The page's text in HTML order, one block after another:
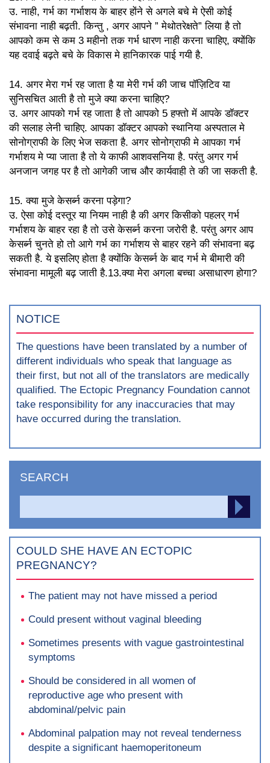
उ. नाही, गर्भ का गर्भाशय के बाहर होंने से अगले बचे मे ऐसी कोई
संभावना नाही बढ़ती. किन्तु , अगर आपने ” मेथोतरेक्षते” लिया है तो
आपको कम से कम 3 महीनो तक गर्भ धारण नाही करना चाहिए, क्योंकि
यह दवाई बढ़ते बचे के विकास मे हानिकारक पाई गयी है.
14. अगर मेरा गर्भ रह जाता है या मेरी गर्भ की जाच पॉज़िटिव या
सुनिसचित आती है तो मुजे क्या करना चाहिए?
उ. अगर आपको गर्भ रह जाता है तो आपको 5 हफ्तो में आपके डॉक्टर
की सलाह लेनी चाहिए. आपका डॉक्टर आपको स्थानिया अस्पताल मे
सोनोग्राफी के लिए भेज सकता है. अगर सोनोग्राफी मे आपका गर्भ
गर्भाशय मे प्या जाता है तो ये काफी आशवसनिया है. परंतु अगर गर्भ
अनजान जगह पर है तो आगेकी जाच और कार्यवाही ते की जा सकती है.
15. क्या मुजे केसर्ब्न करना पड़ेगा?
उ. ऐसा कोई दस्तूर या नियम नाही है की अगर किसीको पहलर् गर्भ
गर्भाशय के बाहर रहा है तो उसे केसर्ब्न करना जरोरी है. परंतु अगर आप
केसर्ब्न चुनते हो तो आगे गर्भ का गर्भाशय से बाहर रहने की संभावना बढ़
सकती है. ये इसलिए होता है क्योंकि केसर्ब्न के बाद गर्भ मे बीमारी की
संभावना मामूली बढ़ जाती है.13.क्या मेरा अगला बच्चा असाधारण होगा?
NOTICE
The questions have been translated by a number of
different individuals who speak that language as
their first, but not all of the translators are medically
qualified. The Ectopic Pregnancy Foundation cannot
take responsibility for any inaccuracies that may
have occurred during the translation.
SEARCH
for:
COULD SHE HAVE AN ECTOPIC
PREGNANCY?
The patient may not have missed a period
Could present without vaginal bleeding
Sometimes presents with vague gastrointestinal
symptoms
Should be considered in all women of
reproductive age who present with
abdominal/pelvic pain
Abdominal palpation may not reveal tenderness
despite a significant haemoperitoneum